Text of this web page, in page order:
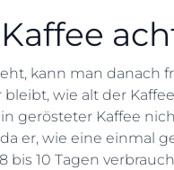
kann man danach
wie alt der
gerösteter Kaffee
er, wie eine einmal
10 Tagen